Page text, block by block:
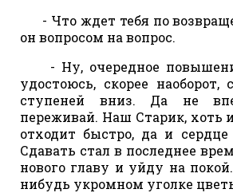
- Что ждет тебя по
он вопросом на вопрос.
- Ну, очередное
удостоюсь, скорее наоборот,
ступеней вниз. Да не
переживай. Наш Старик, хоть
отходит быстро, да и сердце
Сдавать стал в последнее
нового главу и уйду на
нибудь укромном уголке